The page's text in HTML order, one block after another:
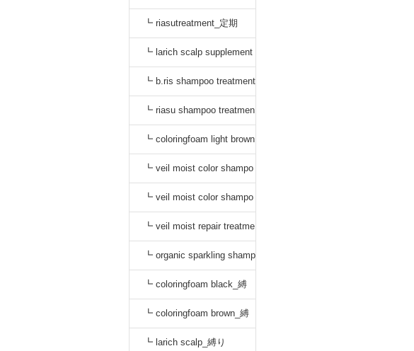
┗ riasutreatment_定期
┗ larich scalp supplement
_定期
┗ b.ris shampoo treatment
セット_定期
┗ riasu shampoo treatmen
t セット_定期
┗ coloringfoam light brown
_定期
┗ veil moist color shampo
o black_定期
┗ veil moist color shampo
o dark brown_定期
┗ veil moist repair treatme
nt_定期
┗ organic sparkling shamp
oo_縛り
┗ coloringfoam black_縛
り
┗ coloringfoam brown_縛
り
┗ larich scalp_縛り